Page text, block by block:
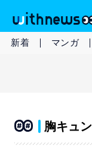
新着 マンガ
胸キュン